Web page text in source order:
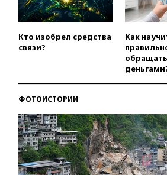
Кто изобрел средства
связи?
Как
ФОТОИСТОРИИ